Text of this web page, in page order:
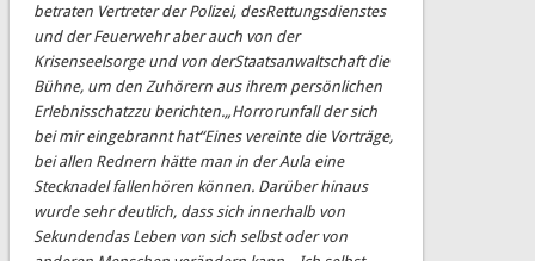
betraten Vertreter der Polizei, desRettungsdienstes
und der Feuerwehr aber auch von der
Krisenseelsorge und von derStaatsanwaltschaft die
Bühne, um den Zuhörern aus ihrem persönlichen
Erlebnisschatzzu berichten.„Horrorunfall der sich
bei mir eingebrannt hat“Eines vereinte die Vorträge,
bei allen Rednern hätte man in der Aula eine
Stecknadel fallenhören können. Darüber hinaus
wurde sehr deutlich, dass sich innerhalb von
Sekundendas Leben von sich selbst oder von